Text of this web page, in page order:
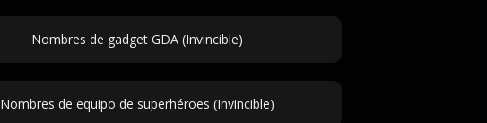
Nombres de gadget GDA (Invincible)
Nombres de equipo de superhéroes (Invincible)